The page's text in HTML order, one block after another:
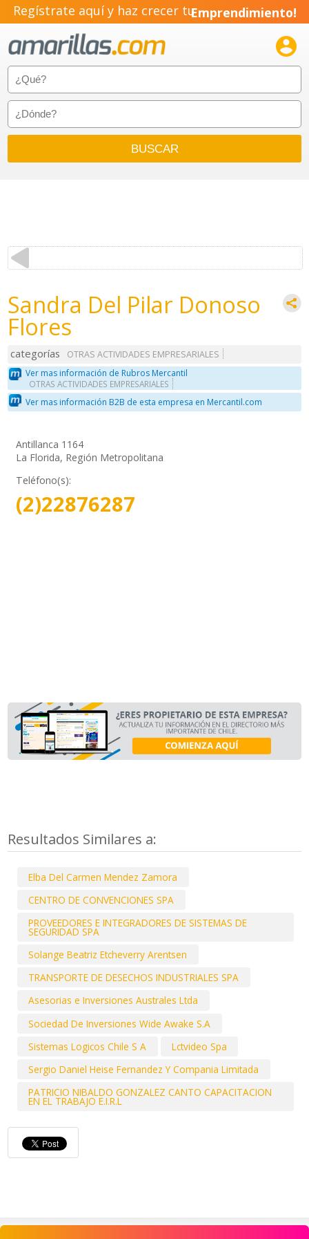
Regístrate aquí y haz crecer tuEmprendimiento!

Sandra Del Pilar Donoso
Flores
categorías
OTRAS ACTIVIDADES EMPRESARIALES
Ver mas información de Rubros Mercantil
OTRAS ACTIVIDADES EMPRESARIALES
Ver mas información B2B de esta empresa en Mercantil.com
Antillanca 1164
La Florida, Región Metropolitana
Teléfono(s):
(2)22876287
Resultados Similares a:
Elba Del Carmen Mendez Zamora
CENTRO DE CONVENCIONES SPA
PROVEEDORES E INTEGRADORES DE SISTEMAS DE
SEGURIDAD SPA
Solange Beatriz Etcheverry Arentsen
TRANSPORTE DE DESECHOS INDUSTRIALES SPA
Asesorias e Inversiones Australes Ltda
Sociedad De Inversiones Wide Awake S.A
Sistemas Logicos Chile S A
Lctvideo Spa
Sergio Daniel Heise Fernandez Y Compania Limitada
PATRICIO NIBALDO GONZALEZ CANTO CAPACITACION
EN EL TRABAJO E.I.R.L